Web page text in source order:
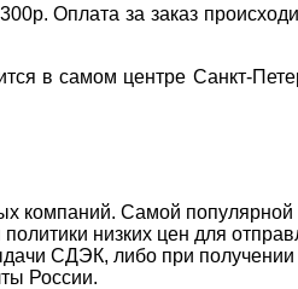
Оплата за заказ
в самом центре Санкт-
компаний. Самой популярной
низких цен для
СДЭК, либо при получении
России.